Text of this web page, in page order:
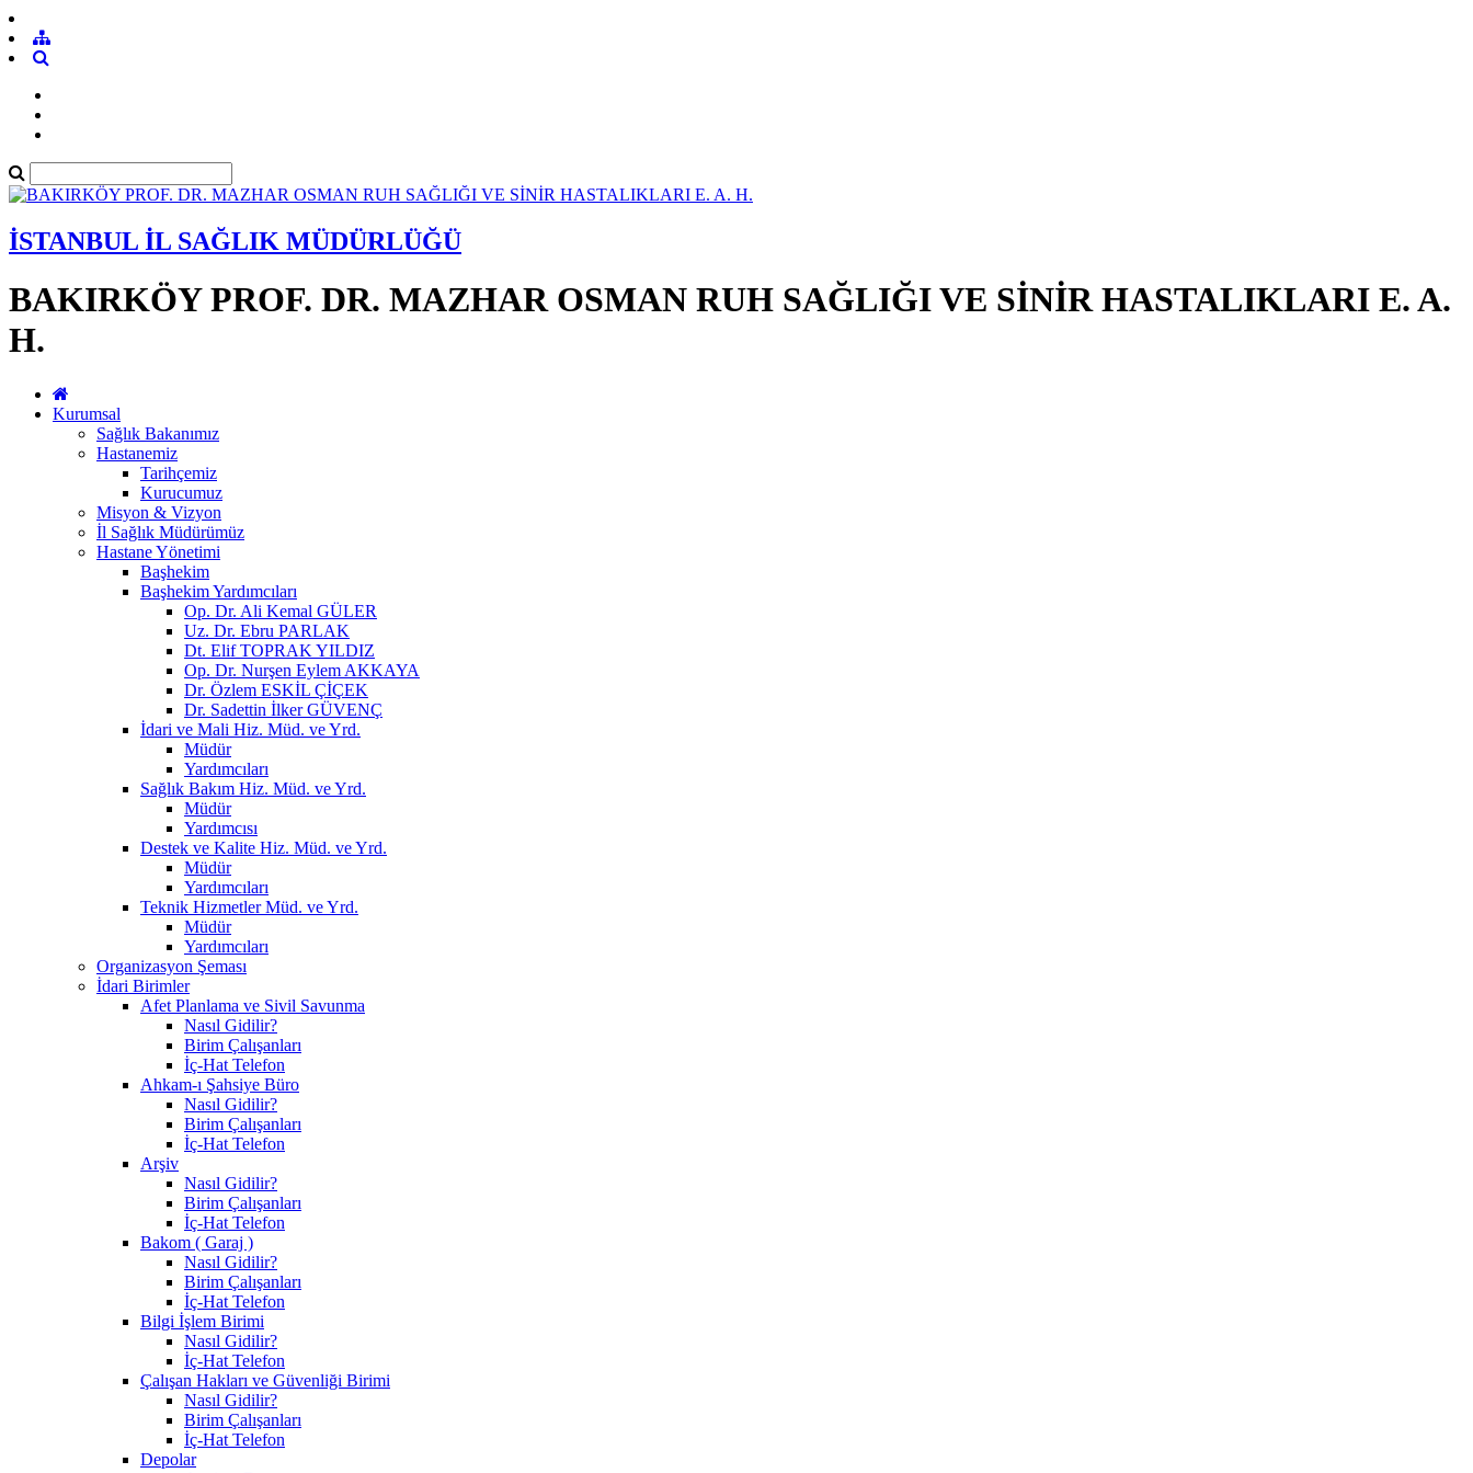
İSTANBUL İL SAĞLIK MÜDÜRLÜĞÜ
BAKIRKÖY PROF. DR. MAZHAR OSMAN RUH SAĞLIĞI VE SİNİR HASTALIKLARI E. A.
H.
Kurumsal
Sağlık Bakanımız
Hastanemiz
Tarihçemiz
Kurucumuz
Misyon & Vizyon
İl Sağlık Müdürümüz
Hastane Yönetimi
Başhekim
Başhekim Yardımcıları
Op. Dr. Ali Kemal GÜLER
Uz. Dr. Ebru PARLAK
Dt. Elif TOPRAK YILDIZ
Op. Dr. Nurşen Eylem AKKAYA
Dr. Özlem ESKİL ÇİÇEK
Dr. Sadettin İlker GÜVENÇ
İdari ve Mali Hiz. Müd. ve Yrd.
Müdür
Yardımcıları
Sağlık Bakım Hiz. Müd. ve Yrd.
Müdür
Yardımcısı
Destek ve Kalite Hiz. Müd. ve Yrd.
Müdür
Yardımcıları
Teknik Hizmetler Müd. ve Yrd.
Müdür
Yardımcıları
Organizasyon Şeması
İdari Birimler
Afet Planlama ve Sivil Savunma
Nasıl Gidilir?
Birim Çalışanları
İç-Hat Telefon
Ahkam-ı Şahsiye Büro
Nasıl Gidilir?
Birim Çalışanları
İç-Hat Telefon
Arşiv
Nasıl Gidilir?
Birim Çalışanları
İç-Hat Telefon
Bakom ( Garaj )
Nasıl Gidilir?
Birim Çalışanları
İç-Hat Telefon
Bilgi İşlem Birimi
Nasıl Gidilir?
İç-Hat Telefon
Çalışan Hakları ve Güvenliği Birimi
Nasıl Gidilir?
Birim Çalışanları
İç-Hat Telefon
Depolar